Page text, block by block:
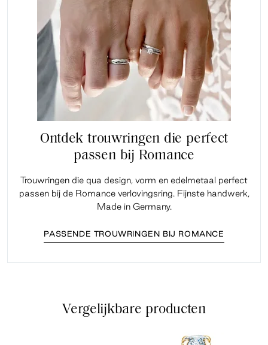
Ontdek trouwringen die perfect
passen bij Romance
Trouwringen die qua design, vorm en edelmetaal perfect
passen bij de Romance verlovingsring. Fijnste handwerk,
Made in Germany.
PASSENDE TROUWRINGEN BIJ ROMANCE
Vergelijkbare producten